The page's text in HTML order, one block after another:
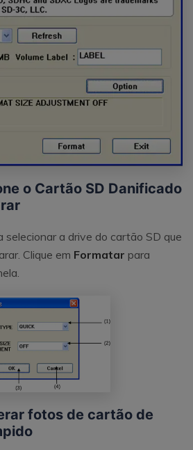
o Cartão SD Danificado
selecionar a drive do cartão SD que
Clique em Formatar para
fotos de cartão de